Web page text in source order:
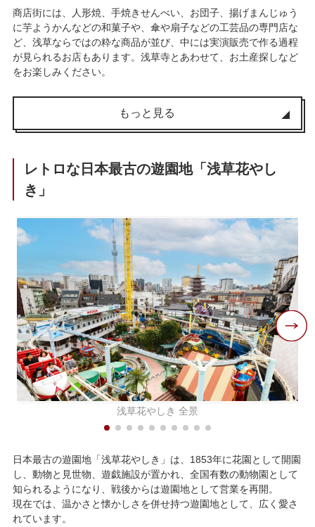
商店街には、人形焼、手焼きせんべい、お団子、揚げまんじゅう
に芋ようかんなどの和菓子や、傘や扇子などの工芸品の専門店な
ど、浅草ならではの粋な商品が並び、中には実演販売で作る過程
が見られるお店もあります。浅草寺とあわせて、お土産探しなど
をお楽しみください。
もっと見る
レトロな日本最古の遊園地「浅草花やし
き」
浅草花やしき 全景
日本最古の遊園地「浅草花やしき」は、1853年に花園として開園
し、動物と見世物、遊戯施設が置かれ、全国有数の動物園として
知られるようになり、戦後からは遊園地として営業を再開。
現在では、温かさと懐かしさを併せ持つ遊園地として、広く愛さ
れています。